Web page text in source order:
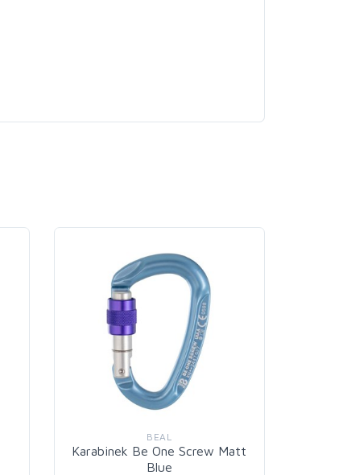
BEAL
Karabinek Be One Screw Matt
Blue